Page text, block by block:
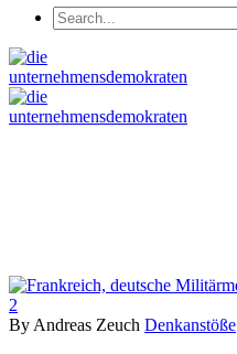
2
By Andreas Zeuch Denkanstöße